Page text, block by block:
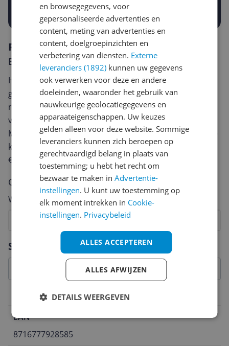
Prijsalert aanzetten
Specificaties
Belangrijkste kenmerken
EAN
8716777928585
Reviews
Er zijn nog geen reviews geschreven
Heb jij dit product in bezit en wil je graag je mening
geven? Start dan hieronder met het schrijven van je
review. Afhankelijk van de details duurt het schrijven
van een review gemiddeld tussen de 3 en 10 minuten.
Met jouw mening help je andere bezoekers een betere
keuze te maken én maak je iedere maand kans op
€250,-!
Klik hier voor de actievoorwaarden.
Cijfer
Welk cijfer geef jij dit product?
6
5
4
3
2
Vraag 1 van 4
en browsegegevens, voor
gepersonaliseerde advertenties en
content, meting van advertenties en
content, doelgroepinzichten en
verbetering van diensten. Externe
leveranciers (1892) kunnen uw gegevens
ook verwerken voor deze en andere
doeleinden, waaronder het gebruik van
nauwkeurige geolocatiegegevens en
apparaateigenschappen. Uw keuzes
gelden alleen voor deze website. Sommige
leveranciers kunnen zich beroepen op
gerechtvaardigd belang in plaats van
toestemming; u hebt het recht om
bezwaar te maken inAdvertentie-
instellingen. U kunt uw toestemming op
elk moment intrekken in Cookie-
instellingen. Privacybeleid
ALLES ACCEPTEREN
ALLES AFWIJZEN
DETAILS WEERGEVEN